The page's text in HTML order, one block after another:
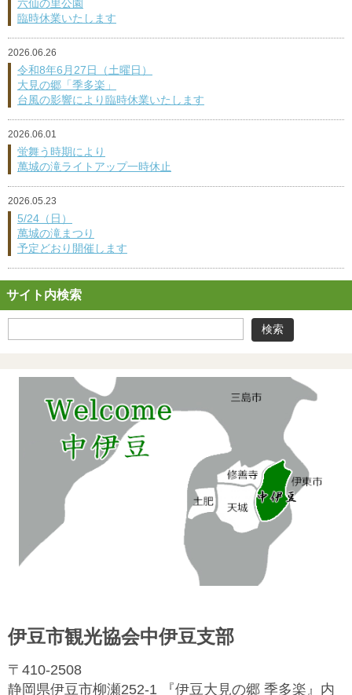
六仙の里公園
臨時休業いたします
2026.06.26
令和8年6月27日（土曜日）
大見の郷「季多楽」
台風の影響により臨時休業いたします
2026.06.01
蛍舞う時期により
萬城の滝ライトアップ一時休止
2026.05.23
5/24（日）
萬城の滝まつり
予定どおり開催します
サイト内検索
伊豆市観光協会中伊豆支部
〒410-2508
静岡県伊豆市柳瀬252-1 『伊豆大見の郷 季多楽』内